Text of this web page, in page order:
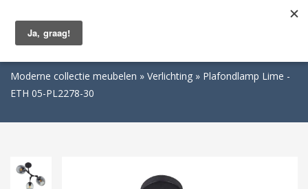
Moderne collectie meubelen Verlichting
Plafondlamp Lime -
ETH 05-PL2278-30